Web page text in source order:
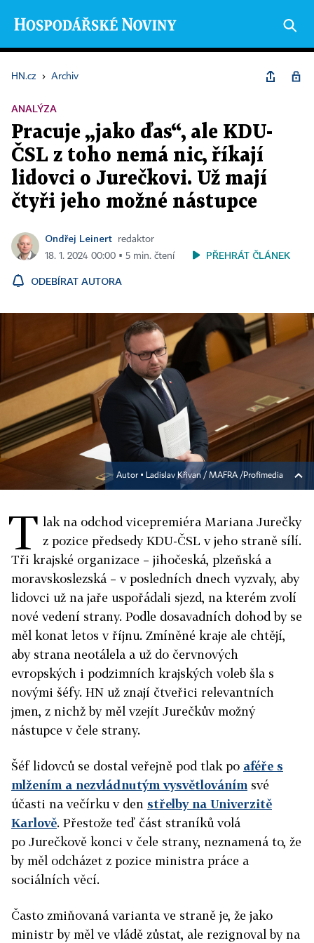
HN.cz › Archiv
ANALÝZA
Pracuje „jako ďas“, ale KDU-
ČSL z toho nemá nic, říkají
lidovci o Jurečkovi. Už mají
čtyři jeho možné nástupce
Ondřej Leinert
redaktor
18. 1. 2024 00:00 ▪ 5 min. čtení
PŘEHRÁT ČLÁNEK
ODEBÍRAT AUTORA
Autor ▪ Ladislav Křivan / MAFRA /Profimedia
T lak na odchod vicepremiéra Mariana Jurečky
z pozice předsedy KDU-ČSL v jeho straně sílí.
Tři krajské organizace – jihočeská, plzeňská a
moravskoslezská – v posledních dnech vyzvaly, aby
lidovci už na jaře uspořádali sjezd, na kterém zvolí
nové vedení strany. Podle dosavadních dohod by se
měl konat letos v říjnu. Zmíněné kraje ale chtějí,
aby strana neotálela a už do červnových
evropských i podzimních krajských voleb šla s
novými šéfy. HN už znají čtveřici relevantních
jmen, z nichž by měl vzejít Jurečkův možný
nástupce v čele strany.
Šéf lidovců se dostal veřejně pod tlak po aféře s
mlžením a nezvládnutým vysvětlováním své
účasti na večírku v den střelby na Univerzitě
Karlově. Přestože teď část straníků volá
po Jurečkově konci v čele strany, neznamená to, že
by měl odcházet z pozice ministra práce a
sociálních věcí.
Často zmiňovaná varianta ve straně je, že jako
ministr by měl ve vládě zůstat, ale rezignoval by na